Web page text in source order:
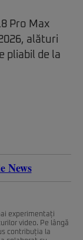
Pro Max
alături
pliabil de la
News
experimentați
video. Pe lângă
contribuția la